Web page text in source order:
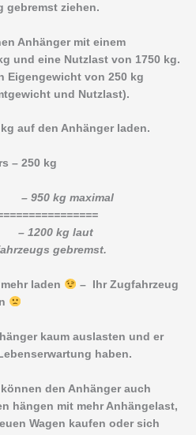
gebremst ziehen.
Anhänger mit einem
und eine Nutzlast von 1750 kg.
Eigengewicht von 250 kg
und Nutzlast).
auf den Anhänger laden.
– 250 kg
kg maximal
kg laut
gebremst.
laden
– Ihr Zugfahrzeug
kaum auslasten und er
haben.
den Anhänger auch
hängen mit mehr Anhängelast,
Wagen kaufen oder sich